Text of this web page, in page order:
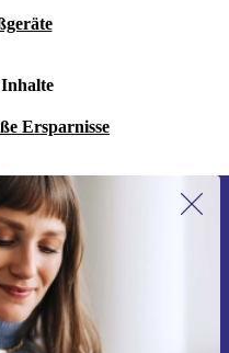
Ersparnisse
anmelden,
mehr.